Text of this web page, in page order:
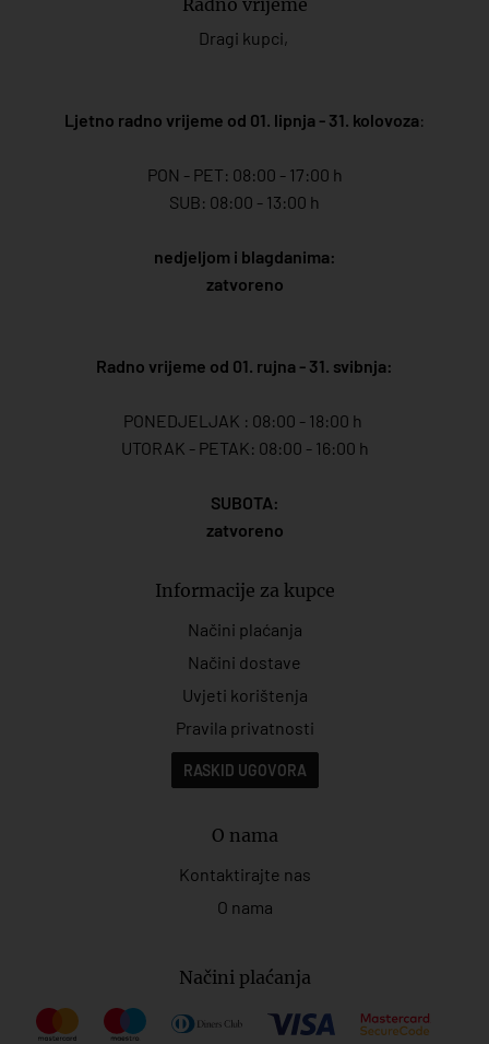
Dragi kupci,
Ljetno radno vrijeme od 01. lipnja - 31. kolovoza:
PON - PET: 08:00 - 17:00 h
SUB: 08:00 - 13:00 h
nedjeljom i blagdanima:
zatvoreno
Radno vrijeme od 01. rujna - 31. svibnja:
PONEDJELJAK : 08:00 - 18:00 h
UTORAK - PETAK: 08:00 - 16:00 h
SUBOTA:
zatvoreno
Informacije za kupce
Načini plaćanja
Načini dostave
Uvjeti korištenja
Pravila privatnosti
RASKID UGOVORA
O nama
Kontaktirajte nas
O nama
Načini plaćanja